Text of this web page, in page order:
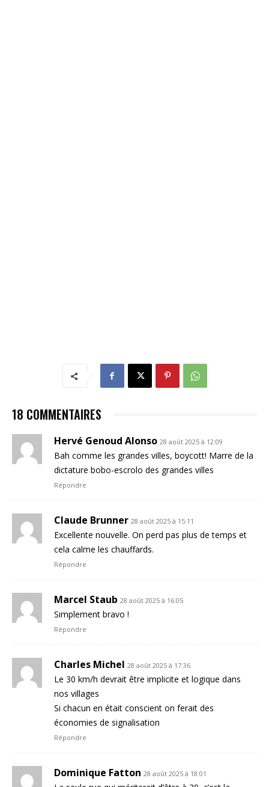
18 COMMENTAIRES
Hervé Genoud Alonso 28 août 2025 à 12:09
Bah comme les grandes villes, boycott! Marre de la
dictature bobo-escrolo des grandes villes
Répondre
Claude Brunner 28 août 2025 à 15:11
Excellente nouvelle. On perd pas plus de temps et
cela calme les chauffards.
Répondre
Marcel Staub 28 août 2025 à 16:05
Simplement bravo !
Répondre
Charles Michel 28 août 2025 à 17:36
Le 30 km/h devrait être implicite et logique dans
nos villages
Si chacun en était conscient on ferait des
économies de signalisation
Répondre
Dominique Fatton 28 août 2025 à 18:01